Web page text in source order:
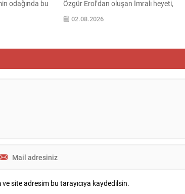
odağında bu
Başkanı
dönüşünün
Özgür Erol’dan oluşan İmralı heyeti,
Abdullah Öcalan ile yaklaşık üç saat
süren bir görüşme gerçekleştirdi ve
02.08.2026
site adresim bu tarayıcıya kaydedilsin.